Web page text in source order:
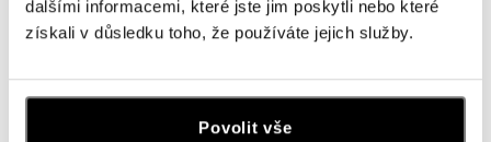
dalšími informacemi, které jste jim poskytli nebo které
získali v důsledku toho, že používáte jejich služby.
Povolit vše
CAPOLAVORO
CAPOLAVORO